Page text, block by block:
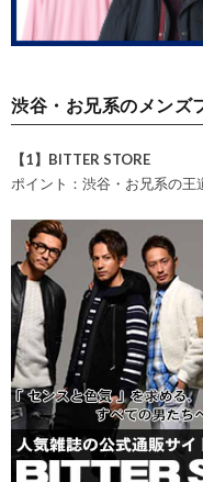
渋谷・お兄系のメンズ
【1】BITTER STORE
ポイント：渋谷・お兄系の王